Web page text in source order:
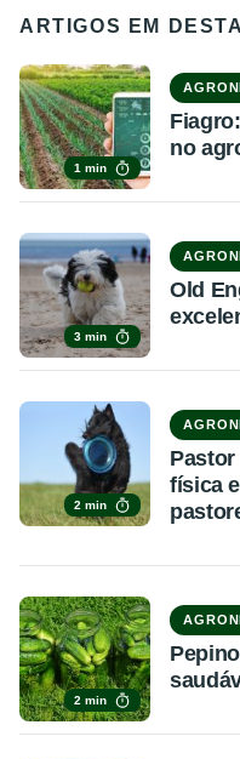
ARTIGOS EM
1 min
no
3 min
Old
2 min
física
2 min